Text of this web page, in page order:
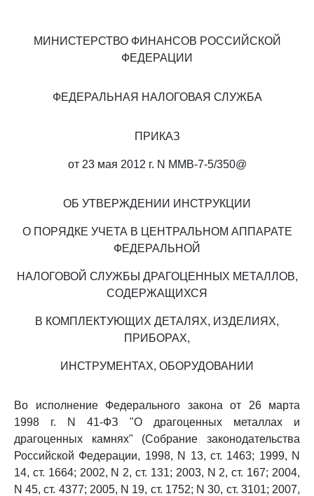
МИНИСТЕРСТВО ФИНАНСОВ РОССИЙСКОЙ
ФЕДЕРАЦИИ
ФЕДЕРАЛЬНАЯ НАЛОГОВАЯ СЛУЖБА
ПРИКАЗ
от 23 мая 2012 г. N ММВ-7-5/350@
ОБ УТВЕРЖДЕНИИ ИНСТРУКЦИИ
О ПОРЯДКЕ УЧЕТА В ЦЕНТРАЛЬНОМ АППАРАТЕ
ФЕДЕРАЛЬНОЙ
НАЛОГОВОЙ СЛУЖБЫ ДРАГОЦЕННЫХ МЕТАЛЛОВ,
СОДЕРЖАЩИХСЯ
В КОМПЛЕКТУЮЩИХ ДЕТАЛЯХ, ИЗДЕЛИЯХ,
ПРИБОРАХ,
ИНСТРУМЕНТАХ, ОБОРУДОВАНИИ
Во исполнение Федерального закона от 26 марта
1998 г. N 41-ФЗ "О драгоценных металлах и
драгоценных камнях" (Собрание законодательства
Российской Федерации, 1998, N 13, ст. 1463; 1999, N
14, ст. 1664; 2002, N 2, ст. 131; 2003, N 2, ст. 167; 2004,
N 45, ст. 4377; 2005, N 19, ст. 1752; N 30, ст. 3101; 2007,